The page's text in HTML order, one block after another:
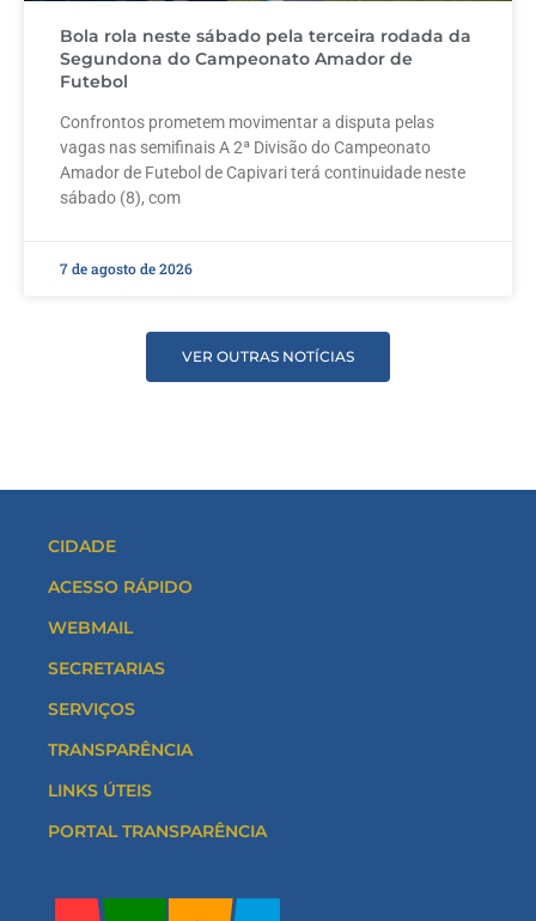
Bola rola neste sábado pela terceira rodada da
Segundona do Campeonato Amador de
Futebol
Confrontos prometem movimentar a disputa pelas
vagas nas semifinais A 2ª Divisão do Campeonato
Amador de Futebol de Capivari terá continuidade neste
sábado (8), com
7 de agosto de 2026
VER OUTRAS NOTÍCIAS
CIDADE
ACESSO RÁPIDO
WEBMAIL
SECRETARIAS
SERVIÇOS
TRANSPARÊNCIA
LINKS ÚTEIS
PORTAL TRANSPARÊNCIA